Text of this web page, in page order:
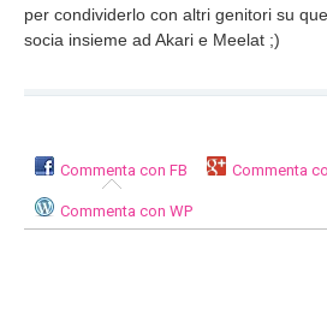
per condividerlo con altri genitori su
socia insieme ad Akari e Meelat ;)
Commenta con FB Commenta
Commenta con WP